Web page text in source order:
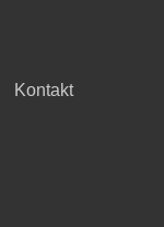
Kontakt